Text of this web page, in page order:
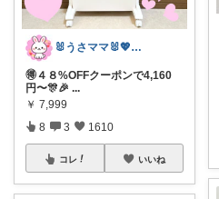
🐰うさママ🐰💖キッズ・ママの日常✨
🉐４８%OFFクーポンで4,160
円〜🎊🎉 ...
￥ 7,999
8 3 1610
コレ いいね